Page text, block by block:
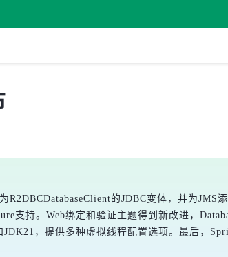
的JDBC变体，并为JMS
支持。Web绑定和验证主题得到新改进，
，提供多种虚拟线程配置选项。最后，